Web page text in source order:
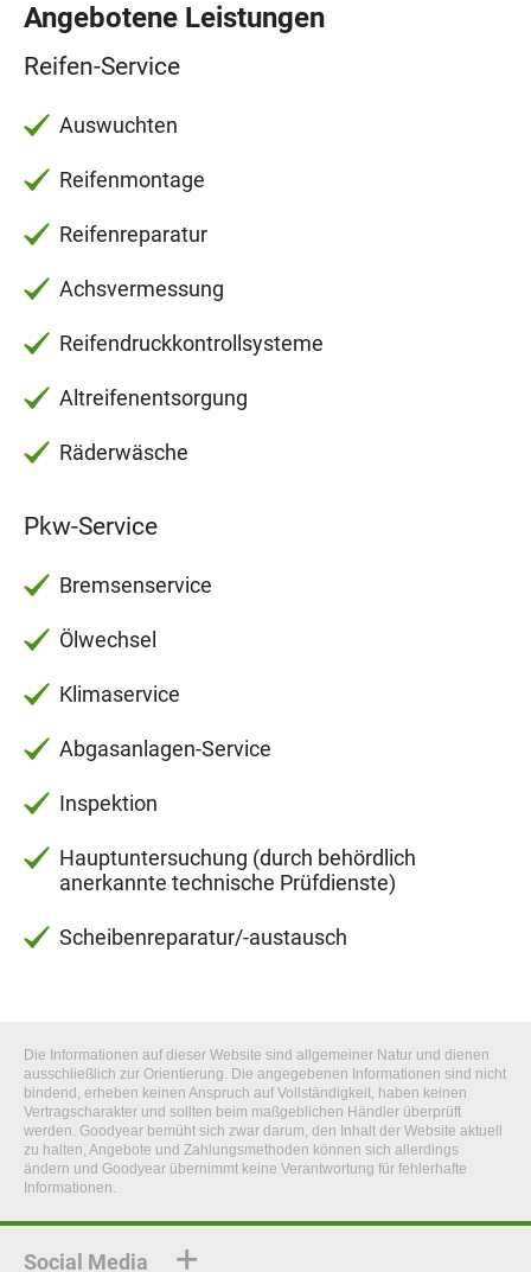
Angebotene Leistungen
Reifen-Service
Auswuchten
Reifenmontage
Reifenreparatur
Achsvermessung
Reifendruckkontrollsysteme
Altreifenentsorgung
Räderwäsche
Pkw-Service
Bremsenservice
Ölwechsel
Klimaservice
Abgasanlagen-Service
Inspektion
Hauptuntersuchung (durch behördlich
anerkannte technische Prüfdienste)
Scheibenreparatur/-austausch
Die Informationen auf dieser Website sind allgemeiner Natur und dienen
ausschließlich zur Orientierung. Die angegebenen Informationen sind nicht
bindend, erheben keinen Anspruch auf Vollständigkeit, haben keinen
Vertragscharakter und sollten beim maßgeblichen Händler überprüft
werden. Goodyear bemüht sich zwar darum, den Inhalt der Website aktuell
zu halten, Angebote und Zahlungsmethoden können sich allerdings
ändern und Goodyear übernimmt keine Verantwortung für fehlerhafte
Informationen.
Social Media